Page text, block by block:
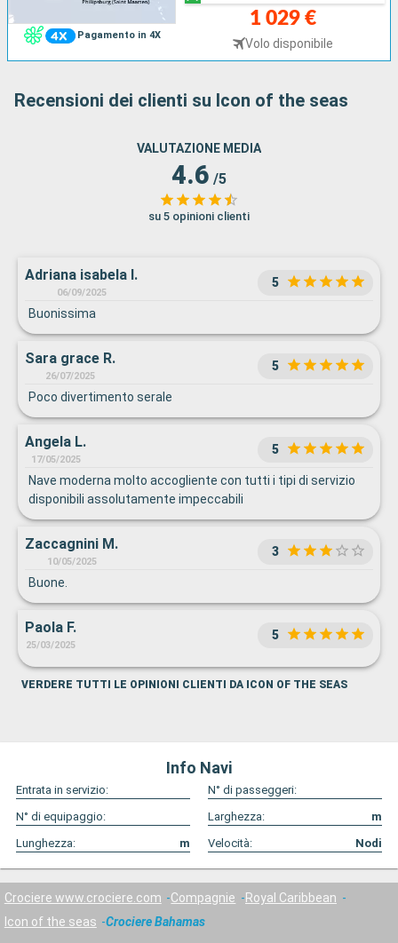
Pagamento in 4X
1 029 €
Volo disponibile
Recensioni dei clienti su Icon of the seas
VALUTAZIONE MEDIA
4.6 /5
su 5 opinioni clienti
Adriana isabela I.
06/09/2025
5
Buonissima
Sara grace R.
26/07/2025
5
Poco divertimento serale
Angela L.
17/05/2025
5
Nave moderna molto accogliente con tutti i tipi di servizio
disponibili assolutamente impeccabili
Zaccagnini M.
10/05/2025
3
Buone.
Paola F.
25/03/2025
5
VERDERE TUTTI LE OPINIONI CLIENTI DA ICON OF THE SEAS
Info Navi
Entrata in servizio:
N° di passeggeri:
N° di equipaggio:
Larghezza:
m
Lunghezza:
m Velocità: Nodi
Crociere www.crociere.com Compagnie
Royal Caribbean
Icon of the seas
Crociere Bahamas